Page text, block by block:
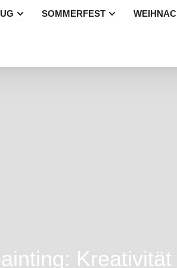
Öffne Betriebsausflug
SOMMERFEST Öffne
Kreativität